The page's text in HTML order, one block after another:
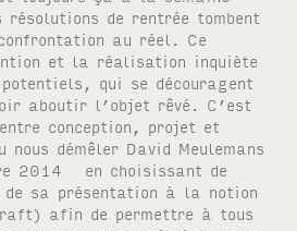
résolutions de rentrée tombent
au réel. Ce
et la réalisation inquiète
potentiels, qui se découragent
aboutir l’objet rêvé. C’est
conception, projet et
nous démêler David Meulemans
2014 en choisissant de
de sa présentation à la notion
afin de permettre à tous